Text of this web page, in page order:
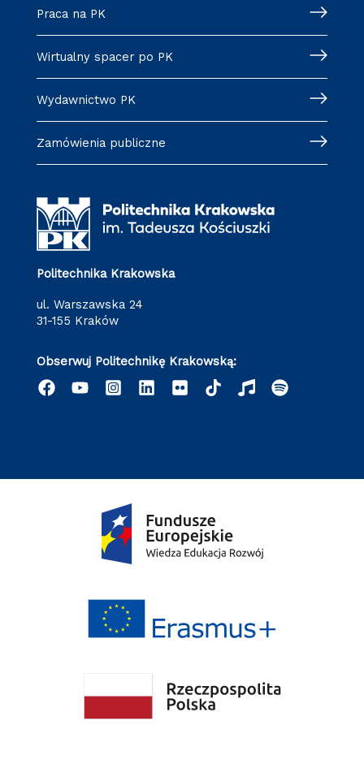
Praca na PK
Wirtualny spacer po PK
Wydawnictwo PK
Zamówienia publiczne
Politechnika Krakowska
ul. Warszawska 24
31-155 Kraków
Obserwuj Politechnikę Krakowską: